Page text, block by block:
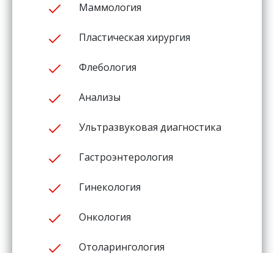
Маммология
Пластическая хирургия
Флебология
Анализы
Ультразвуковая диагностика
Гастроэнтерология
Гинекология
Онкология
Отоларингология